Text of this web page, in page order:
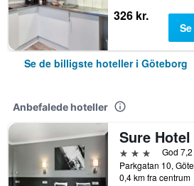
326 kr.
Se de billigste hoteller i Göteborg
Anbefalede hoteller
3 stjernerGod 7,2
0,4 km fra centrum